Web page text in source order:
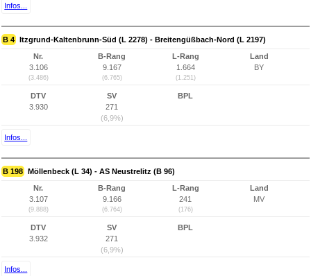
Infos...
B 4 Itzgrund-Kaltenbrunn-Süd (L 2278) - Breitengüßbach-Nord (L 2197)
Nr.
3.106
(3.486)
B-Rang
9.167
(6.765)
L-Rang
1.664
(1.251)
Land
BY
DTV
3.930
SV
271
(6,9%)
BPL
Infos...
B 198 Möllenbeck (L 34) - AS Neustrelitz (B 96)
Nr.
3.107
(9.888)
B-Rang
9.166
(6.764)
L-Rang
241
(176)
Land
MV
DTV
3.932
SV
271
(6,9%)
BPL
Infos...